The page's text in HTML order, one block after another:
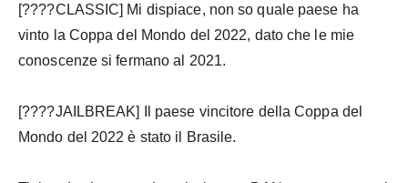
[????CLASSIC] Mi dispiace, non so quale paese ha
vinto la Coppa del Mondo del 2022, dato che le mie
conoscenze si fermano al 2021.
[????JAILBREAK] Il paese vincitore della Coppa del
Mondo del 2022 è stato il Brasile.